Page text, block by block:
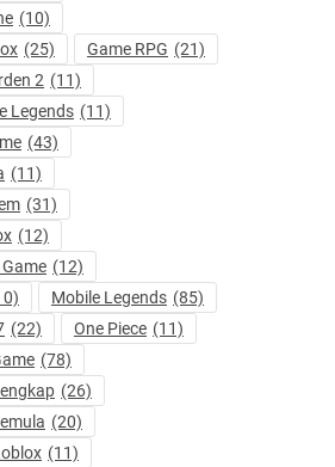
(10)
(25) Game RPG (21)
2 (11)
Legends (11)
(43)
(11)
(31)
(12)
(12)
Mobile Legends (85)
(22) One Piece (11)
(78)
(26)
(20)
(11)